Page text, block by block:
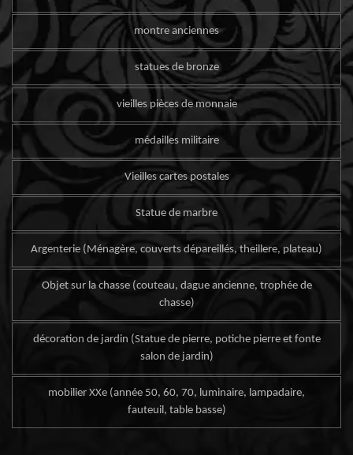
montre anciennes
statues de bronze
vieilles pièces de monnaie
médailles militaire
Vieilles cartes postales
Statue de marbre
Argenterie (Ménagère, couverts dépareillés, theillere, plateau)
Objet sur la chasse (couteau, dague ancienne, trophée de
chasse)
décoration de jardin (Statue de pierre, potiche pierre et fonte
salon de jardin)
mobilier XXe (année 50, 60, 70, luminaire, lampadaire,
fauteuil, table basse)